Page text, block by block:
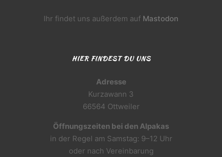
Ihr findet uns außerdem auf Mastodon
HIER FINDEST DU UNS
Adresse
Kurzawann 3
66564 Ottweiler
Öffnungszeiten bei den Alpakas
in der Regel am Samstag: 9–12 Uhr
oder nach Vereinbarung